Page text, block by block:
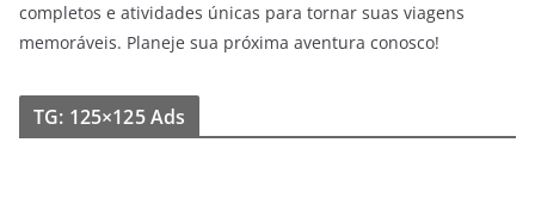
completos e atividades únicas para tornar suas viagens
memoráveis. Planeje sua próxima aventura conosco!
TG: 125×125 Ads